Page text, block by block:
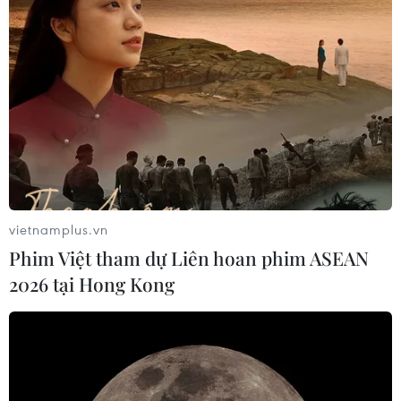
Nghệ An: Bị xử phạt vì phát tán
thông tin giả về sáp nhập đơn vị
hành chính
29/07/2026 10:28
Việt Nam-Lào tăng cường hợp tác
giữa các cơ quan lý luận của Đảng
28/07/2026 14:26
Sắp khởi động Chiến dịch TinAI?
ứng phó làn sóng tin giả
vietnamplus.vn
Phim Việt tham dự Liên hoan phim ASEAN
2026 tại Hong Kong